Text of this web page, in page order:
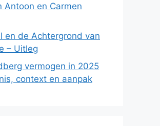
Antoon en Carmen
en de Achtergrond van
– Uitleg
vermogen in 2025
context en aanpak